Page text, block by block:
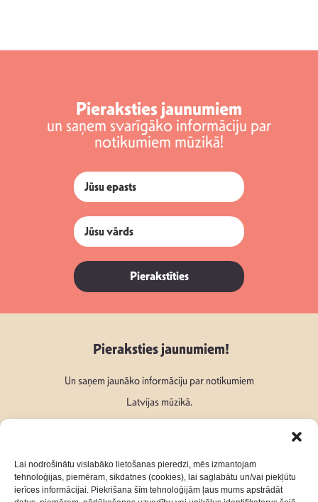
Lai nodrošinātu vislabāko lietošanas pieredzi, mēs izmantojam
tehnoloģijas, piemēram, sīkdatnes (cookies), lai saglabātu un/vai piekļūtu
ierīces informācijai. Piekrišana šīm tehnoloģijām ļaus mums apstrādāt
Pieraksties jaunumiem
un saņem svarīgāko informāciju par
notikumiem mūzikā!
Pierakstīties
Pieraksties jaunumiem!
Un saņem jaunāko informāciju par notikumiem
Latvijas mūzikā.
Seko mums: